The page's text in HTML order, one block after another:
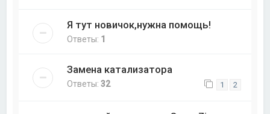
Я тут новичок,нужна помощь!
Ответы: 1
Замена катализатора
Ответы:32 1 2